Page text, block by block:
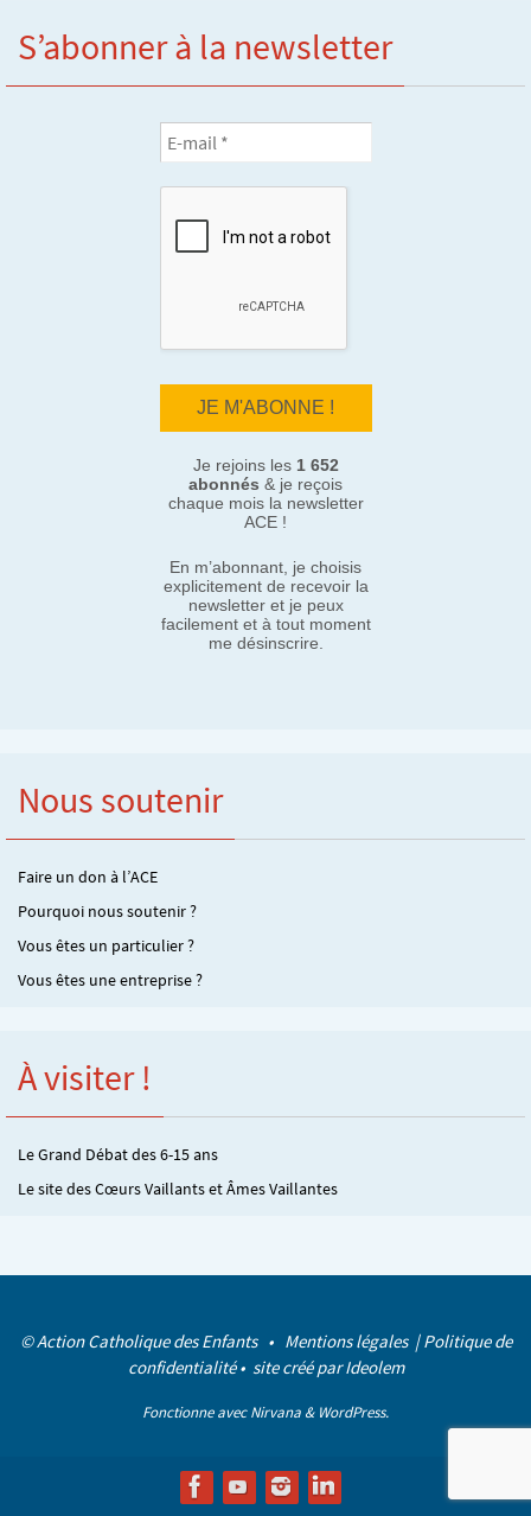
S’abonner à la newsletter
Je rejoins les 1 652
abonnés & je reçois
chaque mois la newsletter
ACE !
En m’abonnant, je choisis
explicitement de recevoir la
newsletter et je peux
facilement et à tout moment
me désinscrire.
Nous soutenir
Faire un don à l’ACE
Pourquoi nous soutenir ?
Vous êtes un particulier ?
Vous êtes une entreprise ?
À visiter !
Le Grand Débat des 6-15 ans
Le site des Cœurs Vaillants et Âmes Vaillantes
© Action Catholique des Enfants • Mentions légales |Politique de
confidentialité• site créé parIdeolem
Fonctionne avecNirvana & WordPress.